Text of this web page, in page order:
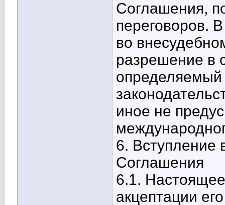
Соглашения,
переговоров.
во
разрешение в
определяемый
иное не
6. Вступление
Соглашения
6.1.
акцептации